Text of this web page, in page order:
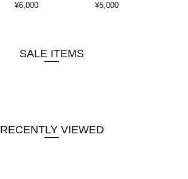
¥6,000
¥5,000
SALE ITEMS
RECENTLY VIEWED